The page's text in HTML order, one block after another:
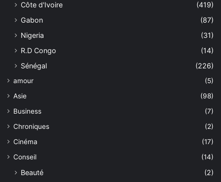
Côte d'Ivoire
(419)
Gabon
(87)
Nigeria
(31)
R.D Congo
(14)
Sénégal
(226)
amour
(5)
Asie
(98)
Business
(7)
Chroniques
(2)
Cinéma
(17)
Conseil
(14)
Beauté
(2)